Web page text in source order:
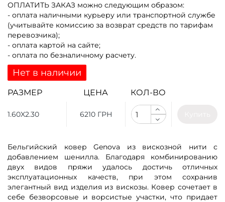
ОПЛАТИТЬ ЗАКАЗ можно следующим образом:
- оплата наличными курьеру или транспортной службе
(учитывайте комиссию за возврат средств по тарифам
перевозчика);
- оплата картой на сайте;
- оплата по безналичному расчету.
Нет в наличии
РАЗМЕР ЦЕНА КОЛ-ВО
1.60X2.30 6210 ГРН
Бельгийский ковер Genova из вискозной нити с
добавлением шенилла. Благодаря комбинированию
двух видов пряжи удалось достичь отличных
эксплуатационных качеств, при этом сохранив
элегантный вид изделия из вискозы. Ковер сочетает в
себе безворсовые и ворсистые участки, что придает